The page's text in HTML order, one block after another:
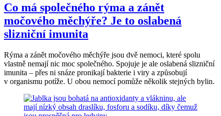
Co má společného rýma a zánět
močového měchýře? Je to oslabená
slizniční imunita
Rýma a zánět močového měchýře jsou dvě nemoci, které spolu
vlastně nemají nic moc společného. Spojuje je ale oslabená slizniční
imunita – přes ni snáze pronikají bakterie i viry a způsobují
v organismu potíže. U obou nemocí pomůže několik stejných bylin.